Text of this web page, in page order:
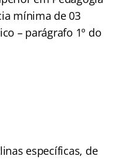
mínima de 03
– parágrafo 1º do
específicas, de